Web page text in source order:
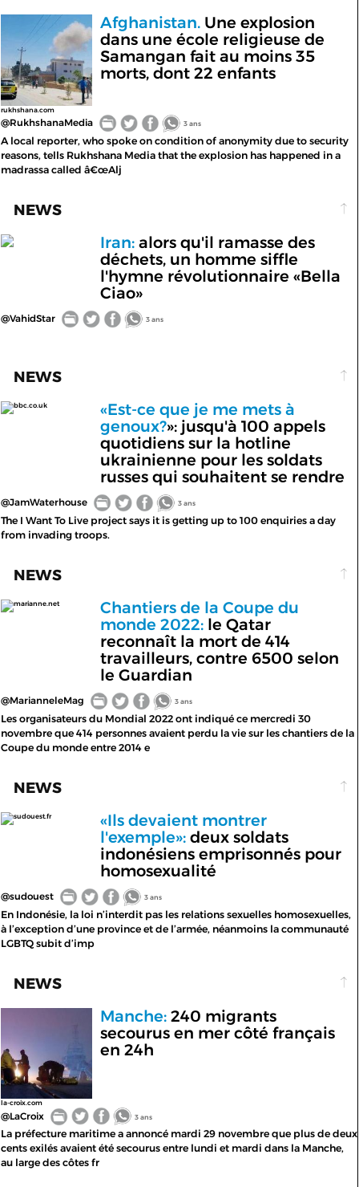
rukhshana.com
Afghanistan.Une explosion
dans une école religieuse de
Samangan fait au moins 35
morts, dont 22 enfants
@RukhshanaMedia 3 ans
A local reporter, who spoke on condition of anonymity due to security
reasons, tells Rukhshana Media that the explosion has happened in a
madrassa called â€œAlj
NEWS
Iran:alors qu'il ramasse des
déchets, un homme siffle
l'hymne révolutionnaire «Bella
Ciao»
@VahidStar 3 ans
NEWS
bbc.co.uk
«Est-ce que je me mets à
genoux?»: jusqu'à 100 appels
quotidiens sur la hotline
ukrainienne pour les soldats
russes qui souhaitent se rendre
@JamWaterhouse 3 ans
The I Want To Live project says it is getting up to 100 enquiries a day
from invading troops.
NEWS
marianne.net
Chantiers de la Coupe du
monde 2022:le Qatar
reconnaît la mort de 414
travailleurs, contre 6500 selon
le Guardian
@MarianneleMag 3 ans
Les organisateurs du Mondial 2022 ont indiqué ce mercredi 30
novembre que 414 personnes avaient perdu la vie sur les chantiers de la
Coupe du monde entre 2014 e
NEWS
sudouest.fr
«Ils devaient montrer
l'exemple»:deux soldats
indonésiens emprisonnés pour
homosexualité
@sudouest 3 ans
En Indonésie, la loi n’interdit pas les relations sexuelles homosexuelles,
à l’exception d’une province et de l’armée, néanmoins la communauté
LGBTQ subit d’imp
NEWS
la-croix.com
Manche:240 migrants
secourus en mer côté français
en 24h
@LaCroix 3 ans
La préfecture maritime a annoncé mardi 29 novembre que plus de deux
cents exilés avaient été secourus entre lundi et mardi dans la Manche,
au large des côtes fr